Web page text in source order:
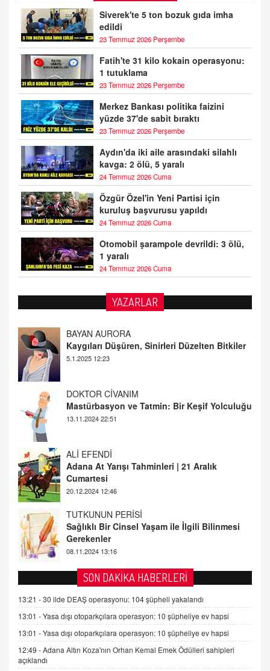
Siverek'te 5 ton bozuk gıda imha
edildi
23 Temmuz 2026 Perşembe
Fatih'te 31 kilo kokain operasyonu:
1 tutuklama
23 Temmuz 2026 Perşembe
Merkez Bankası politika faizini
yüzde 37'de sabit bıraktı
23 Temmuz 2026 Perşembe
Aydın'da iki aile arasındaki silahlı
kavga: 2 ölü, 5 yaralı
24 Temmuz 2026 Cuma
Özgür Özel'in Yeni Partisi için
kuruluş başvurusu yapıldı
24 Temmuz 2026 Cuma
Otomobil şarampole devrildi: 3 ölü,
1 yaralı
24 Temmuz 2026 Cuma
YAZARLAR
DOKTOR CİVANIM
Mastürbasyon ve Tatmin: Bir Keşif Yolculuğu
13.11.2024 22:51
ALİ EFENDİ
Adana At Yarışı Tahminleri | 21 Aralık
Cumartesi
TUTKUNUN PERİSİ
Sağlıklı Bir Cinsel Yaşam ile İlgili Bilinmesi
Gerekenler
08.11.2024 13:16
FARUK ÖNALAN
Tezkere Onaylanmasaydı…
2 Kasım 2021 Salı 00:11
AV. DOĞAN CAN DOĞAN
Kişisel verilerin korunması ve dijital hukukun
gelişimi
SEHER EREK
Kış Ayları Geldi, Hangi Önlemler Alınmalı?
SON DAKİKA HABERLERİ
13:21 -30 ilde DEAŞ operasyonu: 104 şüpheli yakalandı
13:01 -Yasa dışı otoparkçılara operasyon: 10 şüpheliye ev hapsi
13:01 -Yasa dışı otoparkçılara operasyon: 10 şüpheliye ev hapsi
12:49 -Adana Altın Koza'nın Orhan Kemal Emek Ödülleri sahipleri
açıklandı